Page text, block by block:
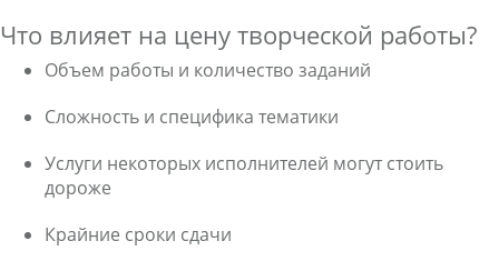
Что влияет на цену творческой работы?
Объем работы и количество заданий
Сложность и специфика тематики
Услуги некоторых исполнителей могут стоить
дороже
Крайние сроки сдачи